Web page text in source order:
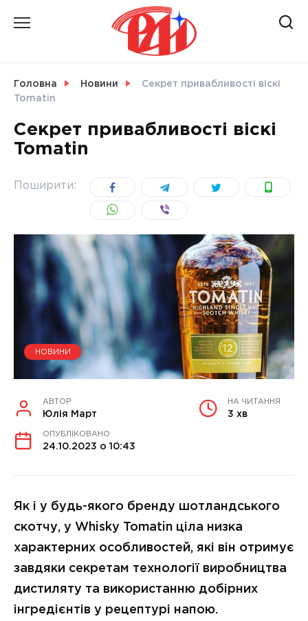
УКРАЇНА
Головна Новини
Секрет привабливості віскі
Tomatin
Секрет привабливості віскі
Tomatin
Поширити:
НОВИНИ
АВТОР
Юлія Март
НА ЧИТАННЯ
3 хв
ОПУБЛІКОВАНО
24.10.2023 о 10:43
Як і у будь-якого бренду шотландського
скотчу, у Whisky Tomatin ціла низка
характерних особливостей, які він отримує
завдяки секретам технології виробництва
дистиляту та використанню добірних
інгредієнтів у рецептурі напою.